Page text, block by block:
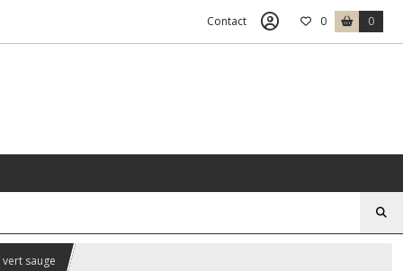
Contact 0 0
sauge